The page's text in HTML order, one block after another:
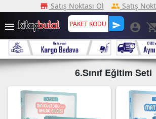
storefront
Satış Noktası Ol peoplesSatış
 send account_circle
6.Sınıf Eğitim Seti